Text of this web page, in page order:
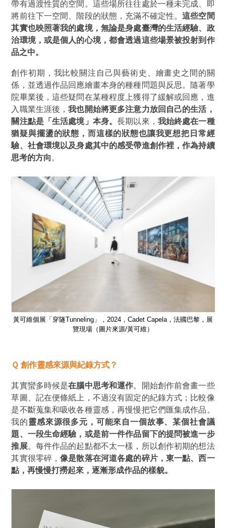
帶有過渡性質的空間。這些場所往往處於一種未完成、即
將前往下一空間、階段的狀態，充滿不確定性。這些空間
其實也映照著我的處境，無論是身處臺灣的生活經驗、政
治環境，或是個人的心境，都會透過這些場景被投射到作
品之中。
創作初期，我比較關注自己與藝術史、繪畫史之間的關
係，並透過作品回應繪畫本身的種種問題與反思。隨著學
院畢業後，這些疑問在某種程度上獲得了緩解或回應，進
入職業生涯後，我也開始將更多注意力放回自己的生活，
關注點是「生活處境」 本身。長期以來， 我始終處在一種
猶疑與擺盪的狀態，而這樣的狀態也讓我更想把日常經
驗、社會環境以及身處其中的感受帶進創作裡，作為持續
思考的方向 。
黃可維個展「穿隧Tunneling」，2024，Cadet Capela，法國巴黎，展
覽現場（圖片來源/黃可維）
Ｑ 創作靈感來源與紀錄方式？
其實蠻多時候是在腦中思考和運作。開始創作前會畫一些
草圖、記在便條紙上，不過沒有固定的紀錄方式；比較像
是不斷蒐集和吸收各種靈感，再慢慢把它們匯集成作品。
我的靈感來源很多元，可能來自一個故事、某個社會議
題、一段生命經驗，或是前一件作品留下的提問被進一步
推展。每件作品的起點都不太一樣，所以創作初期的想法
其實很零碎，像是散落在河道各處的碎片，東一點、西一
點，再慢慢打撈起來，逐漸形成作品的樣貌。